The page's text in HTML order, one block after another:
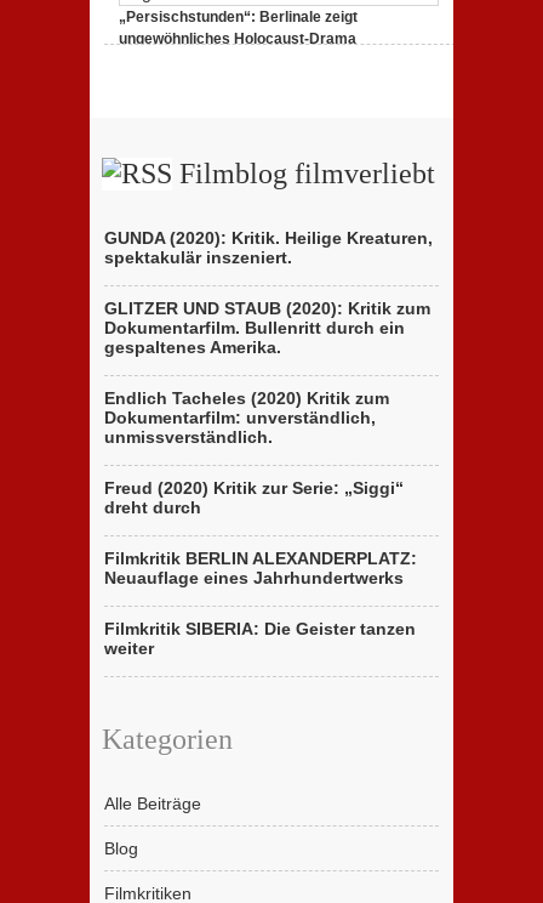
„Persischstunden“: Berlinale zeigt
ungewöhnliches Holocaust-Drama
Filmblog filmverliebt
GUNDA (2020): Kritik. Heilige Kreaturen,
spektakulär inszeniert.
GLITZER UND STAUB (2020): Kritik zum
Dokumentarfilm. Bullenritt durch ein
gespaltenes Amerika.
Endlich Tacheles (2020) Kritik zum
Dokumentarfilm: unverständlich,
unmissverständlich.
Freud (2020) Kritik zur Serie: „Siggi“
dreht durch
Filmkritik BERLIN ALEXANDERPLATZ:
Neuauflage eines Jahrhundertwerks
Filmkritik SIBERIA: Die Geister tanzen
weiter
Kategorien
Alle Beiträge
Blog
Filmkritiken